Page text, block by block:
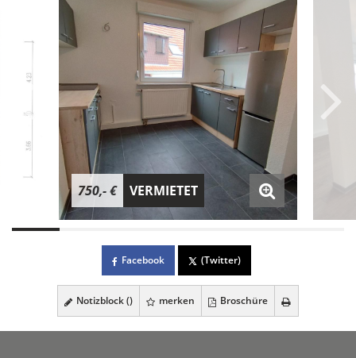
750,- € VERMIETET
Facebook (Twitter)
Notizblock () merken Broschüre